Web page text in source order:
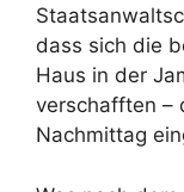
dass sich die
Haus in der
verschafften –
Nachmittag